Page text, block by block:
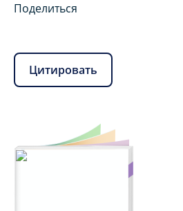
Поделиться
Цитировать